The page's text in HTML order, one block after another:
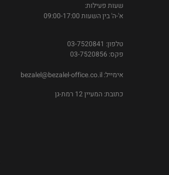
שעות פעילות:
א'-ה' בין השעות 09:00-17:00
טלפון: 03-7520841
פקס: 03-7520856
אימייל:bezalel@bezalel-office.co.il
כתובת: המעיין 12 רמת-גן